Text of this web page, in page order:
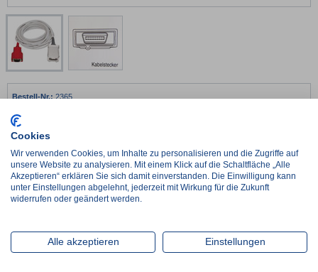
2365
20-polig
€142,80*
netto: €120,00
€476,00 / 1 m
Lieferzeit ca. 2-3 Werktage
Cookies
Wir verwenden Cookies, um Inhalte zu personalisieren und die Zugriffe auf
unsere Website zu analysieren. Mit einem Klick auf die Schaltfläche „Alle
Akzeptieren“ erklären Sie sich damit einverstanden. Die Einwilligung kann
unter Einstellungen abgelehnt, jederzeit mit Wirkung für die Zukunft
widerrufen oder geändert werden.
Alle akzeptieren Einstellungen